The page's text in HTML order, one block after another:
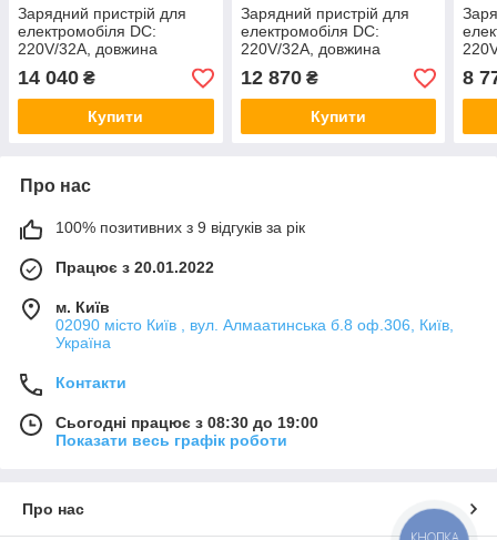
Зарядний пристрій для
електромобіля DC:
220V/32A, довжина
кабелю 10m, IP67, LED-
індикація, роз'єм GB/T, з
14 040 ₴
Купити
Зарядний пристрій для
електромобіля DC:
220V/32A, довжина
кабелю 10m, IP67, роз'єм
GB/T, LED-індикація
12 870₴
Купити
8
Про нас
100% позитивних з 9 відгуків за рік
Працює з 20.01.2022
м. Київ
02090 місто Київ , вул. Алмаатинська б.8 оф.306, Київ,
Україна
Контакти
Сьогодні працює з 08:30 до 19:00
Показати весь графік роботи
Про нас